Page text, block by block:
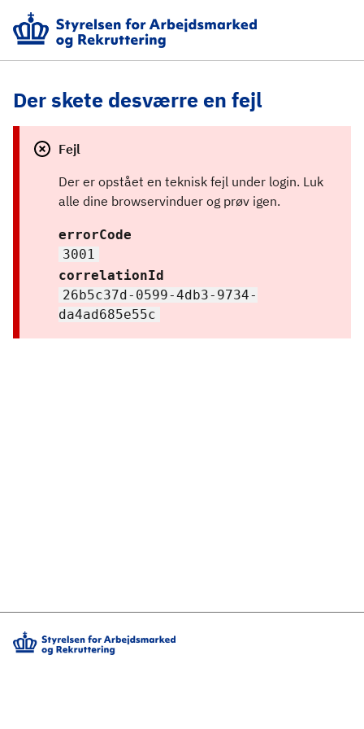
Der skete desværre en fejl
Fejl
Der er opstået en teknisk fejl under login. Luk
alle dine browservinduer og prøv igen.
errorCode
3001
correlationId
26b5c37d-0599-4db3-9734-
da4ad685e55c